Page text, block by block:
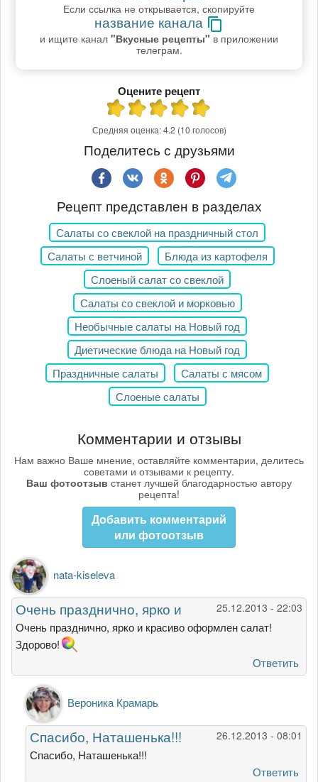
Если ссылка не открывается, скопируйте
название канала
и ищите канал "Вкусные рецепты" в приложении
телеграм.
Оцените рецепт
Средняя оценка:4.2 (10 голосов)
Поделитесь с друзьями
Рецепт представлен в разделах
Салаты со свеклой на праздничный стол
Салаты с ветчиной
Блюда из картофеля
Слоеный салат со свеклой
Салаты со свеклой и морковью
Необычные салаты на Новый год
Диетические блюда на Новый год
Праздничные салаты
Салаты с мясом
Слоеные салаты
Комментарии и отзывы
Нам важно Ваше мнение, оставляйте комментарии, делитесь
советами и отзывами к рецепту.
Ваш фотоотзыв станет лучшей благодарностью автору
рецепта!
Добавить комментарий
или фотоотзыв
nata-kiseleva
25.12.2013 - 22:03
Очень празднично, ярко и
Очень празднично, ярко и красиво оформлен салат!
Здорово!
Ответить
Ответ
на
Очень
празднично,
ярко
Вероника Крамарь
26.12.2013 - 08:01
Спасибо, Наташенька!!!
Спасибо, Наташенька!!!
Ответить